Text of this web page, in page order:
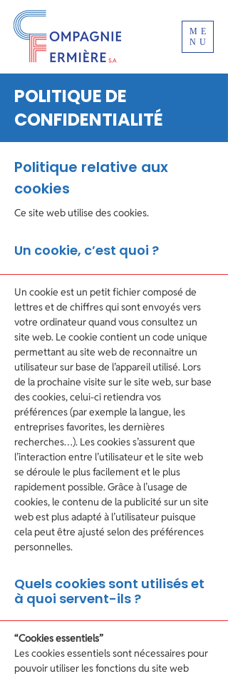
ME
NU
POLITIQUE DE
CONFIDENTIALITÉ
Politique relative aux
cookies
Ce site web utilise des cookies.
Un cookie, c’est quoi ?
Un cookie est un petit fichier composé de
lettres et de chiffres qui sont envoyés vers
votre ordinateur quand vous consultez un
site web. Le cookie contient un code unique
permettant au site web de reconnaitre un
utilisateur sur base de l’appareil utilisé. Lors
de la prochaine visite sur le site web, sur base
des cookies, celui-ci retiendra vos
préférences (par exemple la langue, les
entreprises favorites, les dernières
recherches…). Les cookies s’assurent que
l’interaction entre l’utilisateur et le site web
se déroule le plus facilement et le plus
rapidement possible. Grâce à l’usage de
cookies, le contenu de la publicité sur un site
web est plus adapté à l’utilisateur puisque
cela peut être ajusté selon des préférences
personnelles.
Quels cookies sont utilisés et
à quoi servent-ils ?
“Cookies essentiels”
Les cookies essentiels sont nécessaires pour
pouvoir utiliser les fonctions du site web